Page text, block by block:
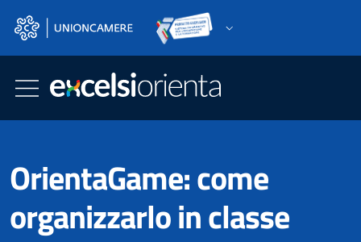
OrientaGame: come
organizzarlo in classe